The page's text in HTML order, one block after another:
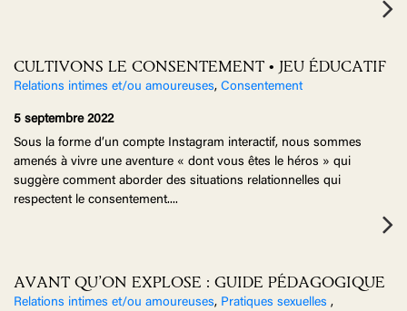
CULTIVONS LE CONSENTEMENT • JEU ÉDUCATIF
Relations intimes et/ou amoureuses, Consentement
5 septembre 2022
Sous la forme d’un compte Instagram interactif, nous sommes
amenés à vivre une aventure « dont vous êtes le héros » qui
suggère comment aborder des situations relationnelles qui
respectent le consentement....
AVANT QU’ON EXPLOSE : GUIDE PÉDAGOGIQUE
Relations intimes et/ou amoureuses, Pratiques sexuelles ,